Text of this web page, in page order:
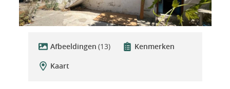
Afbeeldingen (13)
Kenmerken
Kaart